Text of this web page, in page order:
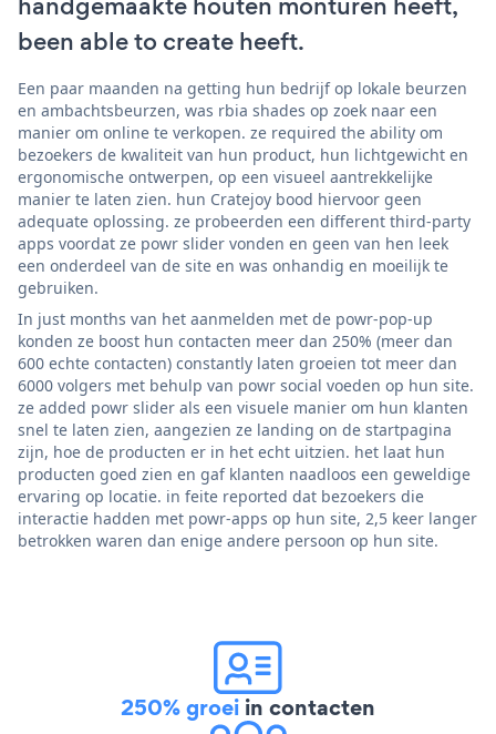
been able to create heeft.
Een paar maanden na getting hun bedrijf op lokale beurzen
en ambachtsbeurzen, was rbia shades op zoek naar een
manier om online te verkopen. ze required the ability om
bezoekers de kwaliteit van hun product, hun lichtgewicht en
ergonomische ontwerpen, op een visueel aantrekkelijke
manier te laten zien. hun Cratejoy bood hiervoor geen
adequate oplossing. ze probeerden een different third-party
apps voordat ze powr slider vonden en geen van hen leek
een onderdeel van de site en was onhandig en moeilijk te
gebruiken.
In just months van het aanmelden met de powr-pop-up
konden ze boost hun contacten meer dan 250% (meer dan
600 echte contacten) constantly laten groeien tot meer dan
6000 volgers met behulp van powr social voeden op hun site.
ze added powr slider als een visuele manier om hun klanten
snel te laten zien, aangezien ze landing on de startpagina
zijn, hoe de producten er in het echt uitzien. het laat hun
producten goed zien en gaf klanten naadloos een geweldige
ervaring op locatie. in feite reported dat bezoekers die
interactie hadden met powr-apps op hun site, 2,5 keer langer
betrokken waren dan enige andere persoon op hun site.
250% groei in contacten